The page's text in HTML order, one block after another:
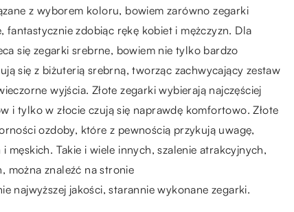
z wyborem koloru, bowiem zarówno zegarki
fantastycznie zdobiąc rękę kobiet i mężczyzn. Dla
się zegarki srebrne, bowiem nie tylko bardzo
się z biżuterią srebrną, tworząc zachwycający zestaw
wyjścia. Złote zegarki wybierają najczęściej
i tylko w złocie czują się naprawdę komfortowo. Złote
ozdoby, które z pewnością przykują uwagę,
męskich. Takie i wiele innych, szalenie atrakcyjnych,
można znaleźć na stronie
najwyższej jakości, starannie wykonane zegarki.